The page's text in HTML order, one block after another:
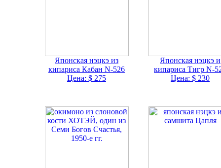
Японская нэцкэ из
кипариса Кабан N-526
Цена: $ 275
Японская нэцкэ и
кипариса Тигр N-
Цена: $ 230